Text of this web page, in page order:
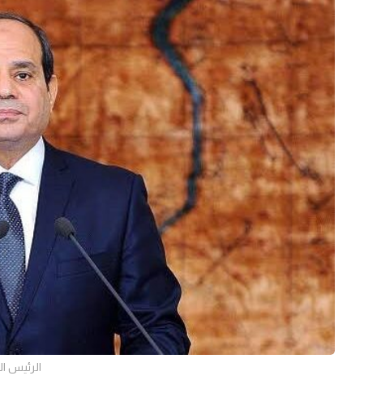
الرئيس